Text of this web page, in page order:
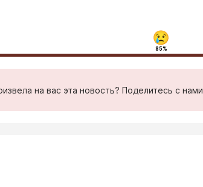
85%
на вас эта новость? Поделитесь с нами